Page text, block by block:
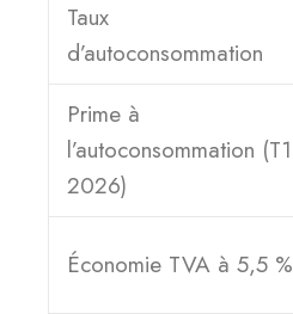
Taux
d’autoconsommation
Prime à
l’autoconsommation (T1
2026)
Économie TVA à 5,5 %